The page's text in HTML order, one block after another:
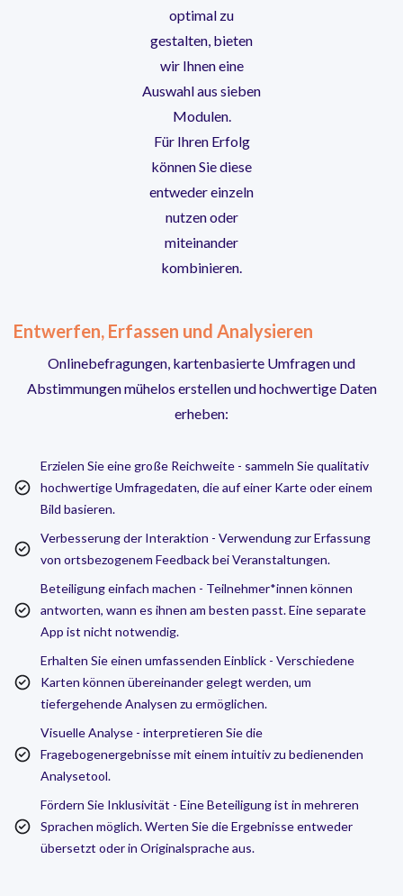
optimal zu
gestalten, bieten
wir Ihnen eine
Auswahl aus sieben
Modulen.
Für Ihren Erfolg
können Sie diese
entweder einzeln
nutzen oder
miteinander
kombinieren.
Entwerfen, Erfassen und Analysieren
Onlinebefragungen, kartenbasierte Umfragen und
Abstimmungen mühelos erstellen und hochwertige Daten
erheben:
Erzielen Sie eine große Reichweite - sammeln Sie qualitativ
hochwertige Umfragedaten, die auf einer Karte oder einem
Bild basieren.
Verbesserung der Interaktion - Verwendung zur Erfassung
von ortsbezogenem Feedback bei Veranstaltungen.
Beteiligung einfach machen - Teilnehmer*innen können
antworten, wann es ihnen am besten passt. Eine separate
App ist nicht notwendig.
Erhalten Sie einen umfassenden Einblick - Verschiedene
Karten können übereinander gelegt werden, um
tiefergehende Analysen zu ermöglichen.
Visuelle Analyse - interpretieren Sie die
Fragebogenergebnisse mit einem intuitiv zu bedienenden
Analysetool.
Fördern Sie Inklusivität - Eine Beteiligung ist in mehreren
Sprachen möglich. Werten Sie die Ergebnisse entweder
übersetzt oder in Originalsprache aus.